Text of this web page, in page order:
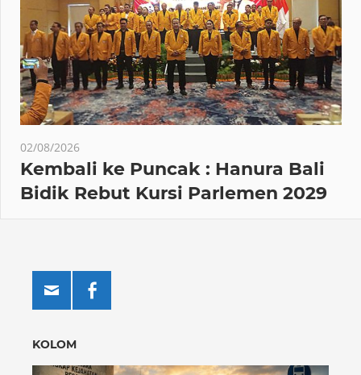
02/08/2026
Kembali ke Puncak : Hanura Bali
Bidik Rebut Kursi Parlemen 2029
KOLOM